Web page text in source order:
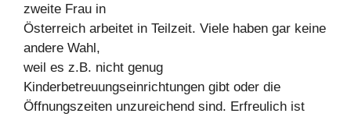
zweite Frau in
Österreich arbeitet in Teilzeit. Viele haben gar keine
andere Wahl,
weil es z.B. nicht genug
Kinderbetreuungseinrichtungen gibt oder die
Öffnungszeiten unzureichend sind. Erfreulich ist